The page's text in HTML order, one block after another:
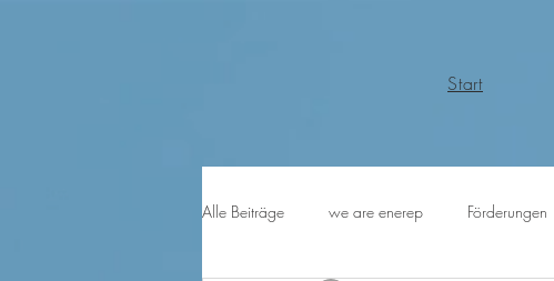
Start
Alle Beiträge we are enerep Förderungen